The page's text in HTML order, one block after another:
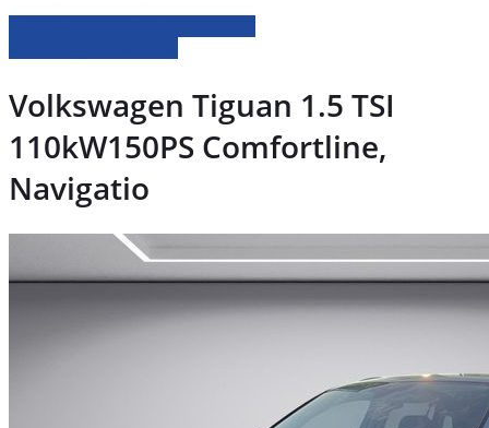
Volkswagen Tiguan 1.5 TSI
110kW150PS Comfortline,
Navigatio